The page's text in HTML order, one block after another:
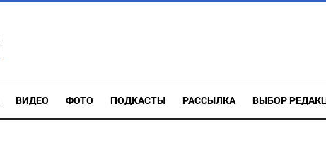
ВИДЕО ФОТО ПОДКАСТЫ РАССЫЛКА ВЫБОР